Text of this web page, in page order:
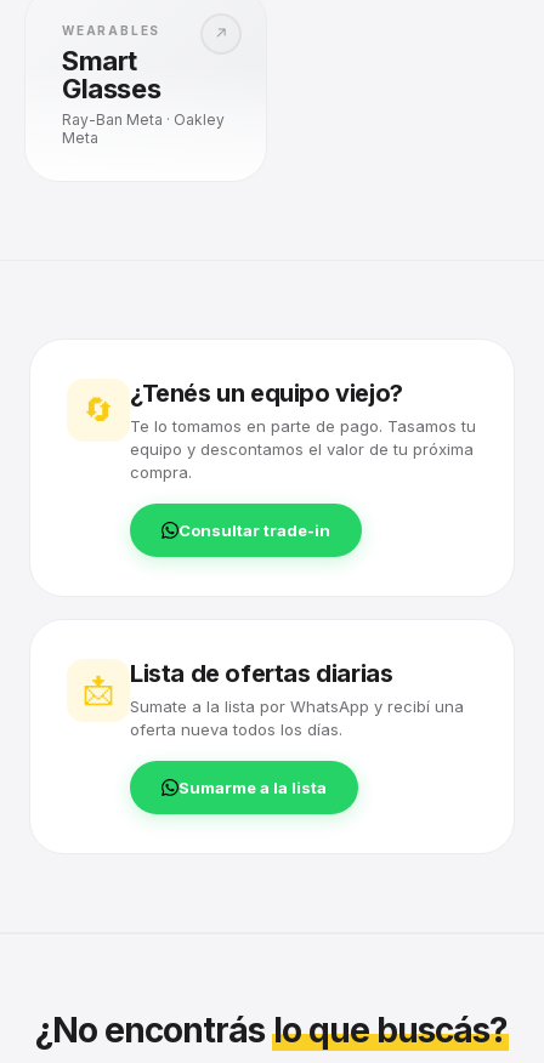
↗
WEARABLES
Smart
Glasses
Ray-Ban Meta · Oakley
Meta
🔄 ¿Tenés un equipo viejo?
Te lo tomamos en parte de pago. Tasamos tu
equipo y descontamos el valor de tu próxima
compra.
Consultar trade-in
📩 Lista de ofertas diarias
Sumate a la lista por WhatsApp y recibí una
oferta nueva todos los días.
Sumarme a la lista
¿No encontráslo que buscás?